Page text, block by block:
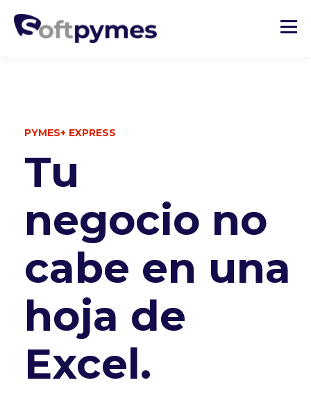
PYMES+ EXPRESS
Tu
negocio no
cabe en una
hoja de
Excel.